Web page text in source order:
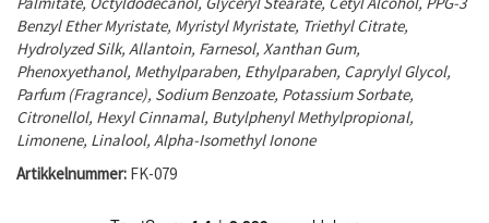
Benzyl Ether Myristate, Myristyl Myristate, Triethyl Citrate,
Hydrolyzed Silk, Allantoin, Farnesol, Xanthan Gum,
Phenoxyethanol, Methylparaben, Ethylparaben, Caprylyl Glycol,
Parfum (Fragrance), Sodium Benzoate, Potassium Sorbate,
Citronellol, Hexyl Cinnamal, Butylphenyl Methylpropional,
Limonene, Linalool, Alpha-Isomethyl Ionone
Artikkelnummer: FK-079